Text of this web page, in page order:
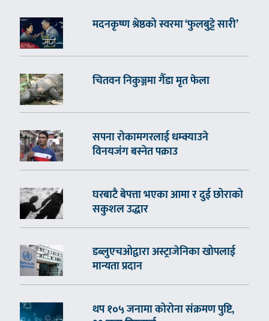
मदनकृष्ण श्रेष्ठको स्वरमा ‘फुलबुट्टे सारी’
चितवन निकुञ्जमा गैँडा मृत फेला
सपना रोकामगरलाई धम्क्याउने
विनयजंग बस्नेत पक्राउ
घरबाटै बेपत्ता भएका आमा र दुई छोराको
सकुशल उद्धार
डब्लुएचओद्वारा अस्ट्राजेनिका खोपलाई
मान्यता प्रदान
थप १०५ जनामा कोरोना संक्रमण पुष्टि,